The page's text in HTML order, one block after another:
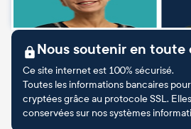
Nous soutenir en toute
Ce site internet est 100% sécurisé.
Toutes les informations bancaires
cryptées grâce au protocole SSL.
conservées sur nos systèmes